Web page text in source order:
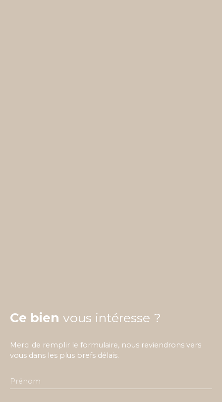
Ce bien vous intéresse ?
Merci de remplir le formulaire, nous reviendrons vers
vous dans les plus brefs délais.
Prénom